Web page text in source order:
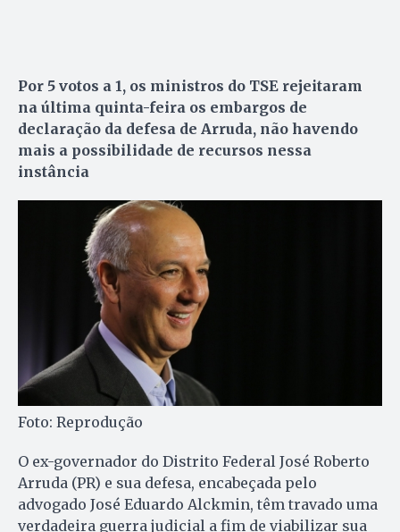
Por 5 votos a 1, os ministros do TSE rejeitaram
na última quinta-feira os embargos de
declaração da defesa de Arruda, não havendo
mais a possibilidade de recursos nessa
instância
Foto: Reprodução
O ex-governador do Distrito Federal José Roberto
Arruda (PR) e sua defesa, encabeçada pelo
advogado José Eduardo Alckmin, têm travado uma
verdadeira guerra judicial a fim de viabilizar sua